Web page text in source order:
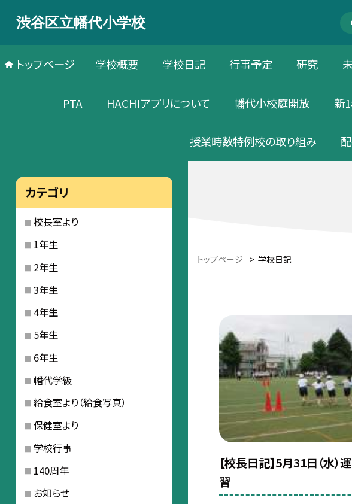
渋谷区立幡代小学校
トップページ 学校概要 学校日記 行事予定 研究
PTA HACHIアプリについて 幡代小校庭開放 新
授業時数特例校の取り組み
トップページ > 学校日記
【校長日記】5月31日（水）
習
カテゴリ
校長室より
1年生
2年生
3年生
4年生
5年生
6年生
幡代学級
給食室より（給食写真）
保健室より
学校行事
140周年
お知らせ